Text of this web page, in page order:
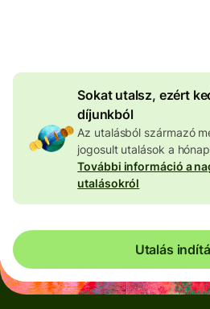
Sokat utalsz, ezért
díjunkból
Az utalásból származó
jogosult utalások a
További információ a
utalásokról
Utalás